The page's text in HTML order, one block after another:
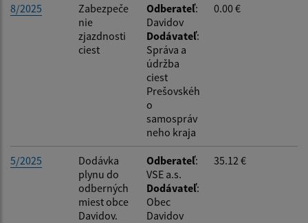
8/2025
Zabezpeče
nie
zjazdnosti
ciest
Odberateľ:
Davidov
Dodávateľ:
Správa a
údržba
ciest
Prešovskéh
o
samospráv
neho kraja
0.00 €
5/2025
Dodávka
plynu do
odberných
miest obce
Davidov.
Odberateľ:
VSE a.s.
Dodávateľ:
Obec
Davidov
35.12 €